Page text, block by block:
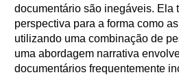
documentário são inegáveis. Ela
perspectiva para a forma como
utilizando uma combinação de
uma abordagem narrativa
documentários frequentemente